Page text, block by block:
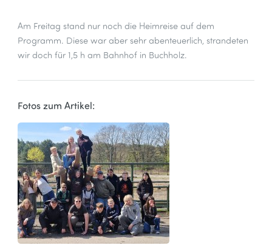
Am Freitag stand nur noch die Heimreise auf dem
Programm. Diese war aber sehr abenteuerlich, strandeten
wir doch für 1,5 h am Bahnhof in Buchholz.
Fotos zum Artikel: